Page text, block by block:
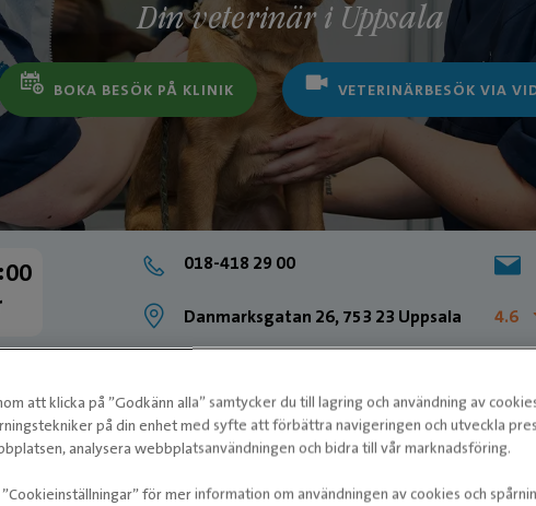
Din veterinär i Uppsala
BOKA BESÖK PÅ KLINIK VETERINÄRBESÖK VIA
018-418 29 00
Danmarksgatan 26, 753 23 Uppsala 4.6
att klicka på ”Godkänn alla” samtycker du till lagring och användning av
på din enhet med syfte att förbättra navigeringen och utveckla
analysera webbplatsanvändningen och bidra till vår marknadsföring.
”Cookieinställningar” för mer information om användningen av cookies och